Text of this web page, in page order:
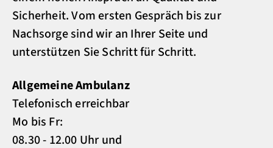
Sicherheit. Vom ersten Gespräch bis zur
Nachsorge sind wir an Ihrer Seite und
unterstützen Sie Schritt für Schritt.
Allgemeine Ambulanz
Telefonisch erreichbar
Mo bis Fr:
08.30 - 12.00 Uhr und